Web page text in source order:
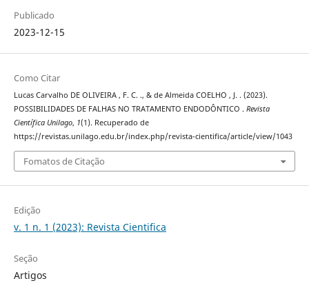
Publicado
2023-12-15
Como Citar
Lucas Carvalho DE OLIVEIRA , F. C. ., & de Almeida COELHO , J. . (2023).
POSSIBILIDADES DE FALHAS NO TRATAMENTO ENDODÔNTICO . Revista
Científica Unilago, 1(1). Recuperado de
https://revistas.unilago.edu.br/index.php/revista-cientifica/article/view/1043
Fomatos de Citação
Edição
v. 1 n. 1 (2023): Revista Cientifica
Seção
Artigos